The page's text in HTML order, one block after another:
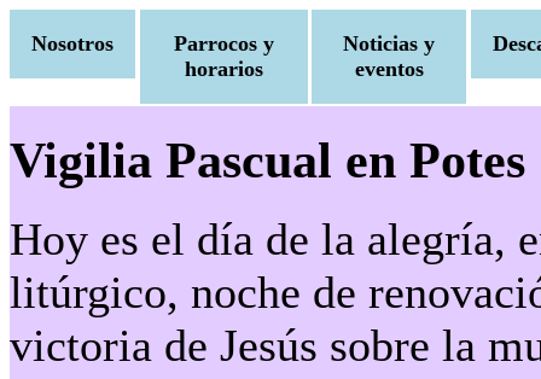
Nosotros
Parrocos y
horarios
Noticias y
eventos
Vigilia Pascual en Potes
Hoy es el día de la alegría,
litúrgico, noche de
victoria de Jesús sobre la